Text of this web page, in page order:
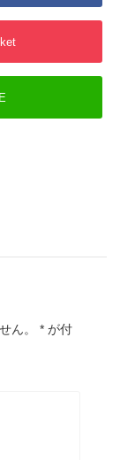
ん。 * が付